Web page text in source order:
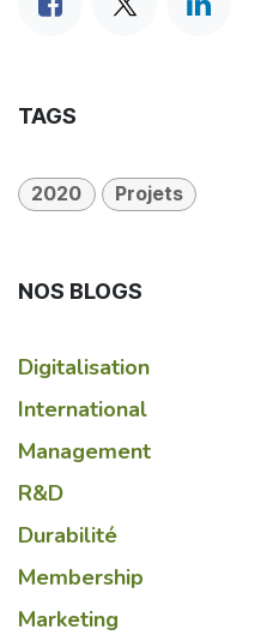
TAGS
2020 Projets
NOS BLOGS
Digitalisation
International
Management
R&D
Durabilité
Membership
Marketing